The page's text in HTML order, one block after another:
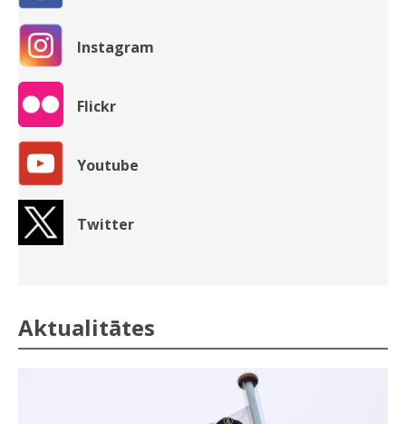
Instagram
Flickr
Youtube
Twitter
Aktualitātes